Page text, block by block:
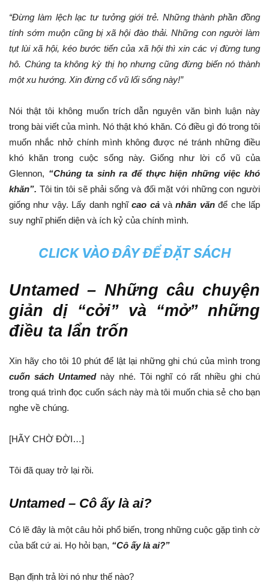
“Đừng làm lệch lạc tư tưởng giới trẻ. Những thành phần đồng
tính sớm muộn cũng bị xã hội đào thải. Những con người làm
tụt lùi xã hội, kéo bước tiến của xã hội thì xin các vị đừng tung
hô. Chúng ta không kỳ thị họ nhưng cũng đừng biến nó thành
một xu hướng. Xin đừng cổ vũ lối sống này!”
Nói thật tôi không muốn trích dẫn nguyên văn bình luận này
trong bài viết của mình. Nó thật khó khăn. Có điều gì đó trong tôi
muốn nhắc nhở chính mình không được né tránh những điều
khó khăn trong cuộc sống này. Giống như lời cổ vũ của
Glennon, “Chúng ta sinh ra để thực hiện những việc khó
khăn”. Tôi tin tôi sẽ phải sống và đối mặt với những con người
giống như vậy. Lấy danh nghĩcao cảvà nhân vănđể che lấp
suy nghĩ phiến diện và ích kỷ của chính mình.
CLICK VÀO ĐÂY ĐỂ ĐẶT SÁCH
Untamed – Những câu chuyện
giản dị “cởi” và “mở” những
điều ta lẩn trốn
Xin hãy cho tôi 10 phút để lật lại những ghi chú của mình trong
cuốn sách Untamed này nhé. Tôi nghĩ có rất nhiều ghi chú
trong quá trình đọc cuốn sách này mà tôi muốn chia sẻ cho bạn
nghe về chúng.
[HÃY CHỜ ĐỜI…]
Tôi đã quay trở lại rồi.
Untamed – Cô ấy là ai?
Có lẽ đây là một câu hỏi phổ biến, trong những cuộc gặp tình cờ
của bất cứ ai. Họ hỏi bạn, “Cô ấy là ai?”
Bạn định trả lời nó như thế nào?